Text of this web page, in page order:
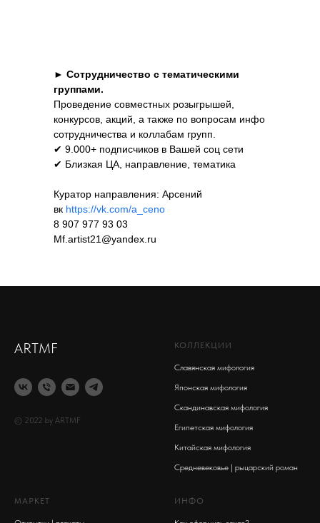
► Сотрудничество с тематическими
группами.
Проведение совместных розыгрышей,
конкурсов, акций, а также по вопросам инфо
сотрудничества и коллабам групп.
✔ 9.000+ подписчиков в Вашей соц сети
✔ Близкая ЦА, направление, тематика
Куратор направления: Арсений
вк https://vk.com/a_ceno
8 907 977 93 03
Mf.artist21@yandex.ru
ARTMF
© 2022 by ARTMF
КОЛЛЕКЦИИ
Славянская мифология
Японская мифология
Скандинавская мифология
Египетская мифология
Китайская мифология
Средневековье | рыцарский роман
МАРКЕТ ИНФО